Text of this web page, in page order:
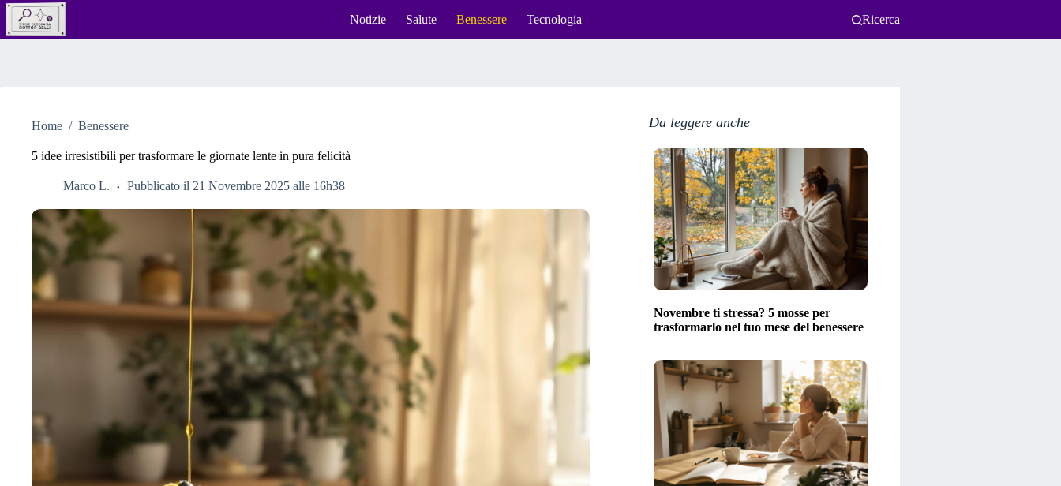
Salta
contenuto
Notizie Salute Benessere Tecnologia Ricerca
Home / Benessere
5 idee irresistibili per trasformare le giornate lente in pura felicità
Marco L. Pubblicato il 21 Novembre 2025 alle 16h38
Da leggere anche
Novembre ti stressa? 5 mosse per
trasformarlo nel tuo mese del benessere